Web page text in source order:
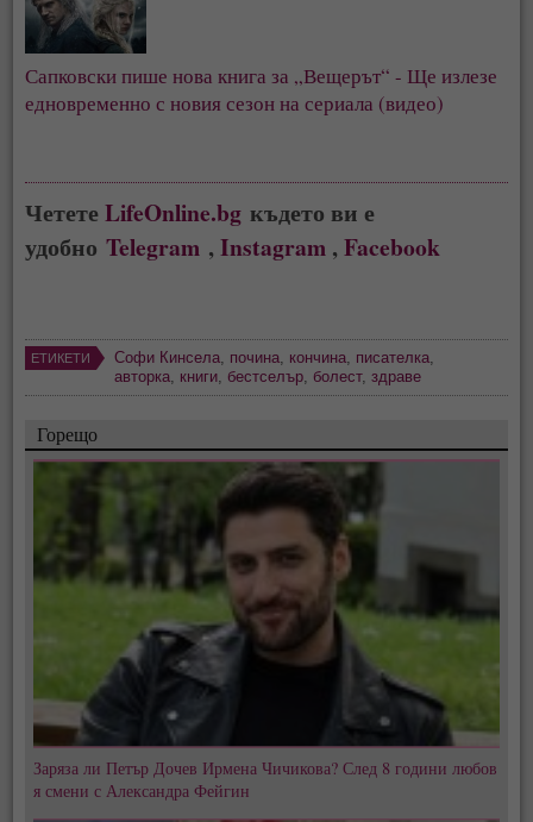
Сапковски пише нова книга за „Вещерът“ - Ще излезе
едновременно с новия сезон на сериала (видео)
ЧететеLifeOnline.bg където ви е
удобноTelegram ,Instagram ,Facebook
ЕТИКЕТИ Софи Кинсела, почина, кончина, писателка,
авторка, книги, бестселър, болест,здраве
Горещо
Заряза ли Петър Дочев Ирмена Чичикова? След 8 години любов
я смени с Александра Фейгин